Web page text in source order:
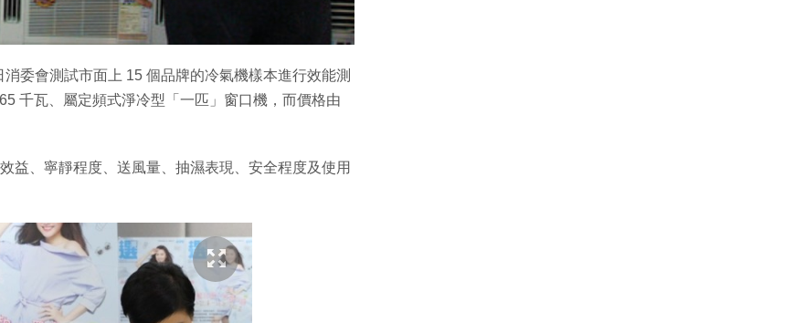
委會測試市面上 15 個品牌的冷氣機樣本進行效能測
千瓦、屬定頻式淨冷型「一匹」窗口機，而價格由
益、寧靜程度、送風量、抽濕表現、安全程度及使用